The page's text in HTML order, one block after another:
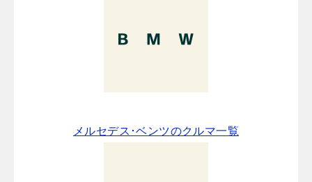
メルセデス･ベンツのクルマ一覧